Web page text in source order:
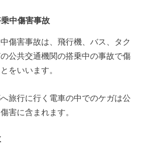
中傷害事故
傷害事故は、飛行機、バス、タク
公共交通機関の搭乗中の事故で傷
をいいます。
旅行に行く電車の中でのケガは公
害に含まれます。